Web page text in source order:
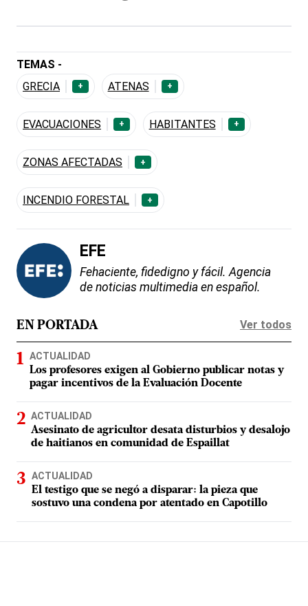
TEMAS -
GRECIA
+ ATENAS +
EVACUACIONES + HABITANTES +
ZONAS AFECTADAS +
INCENDIO FORESTAL +
EFE
Fehaciente, fidedigno y fácil. Agencia
de noticias multimedia en español.
EN PORTADA Ver todos
ACTUALIDAD
Los profesores exigen al Gobierno publicar notas y
pagar incentivos de la Evaluación Docente
ACTUALIDAD
Asesinato de agricultor desata disturbios y desalojo
de haitianos en comunidad de Espaillat
ACTUALIDAD
El testigo que se negó a disparar: la pieza que
sostuvo una condena por atentado en Capotillo